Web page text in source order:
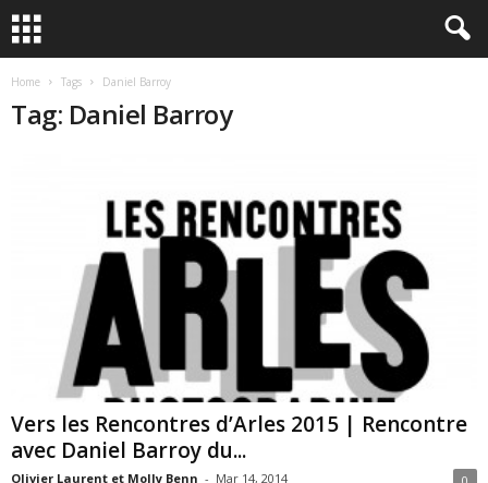
Home Tags Daniel Barroy
Tag: Daniel Barroy
Vers les Rencontres d’Arles 2015 | Rencontre
avec Daniel Barroy du...
Olivier Laurent et Molly Benn - Mar 14, 2014